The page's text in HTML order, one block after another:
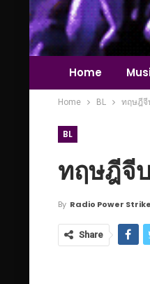
Home
Home BL ทฤษฎีจี
BL
ทฤษฎีจี
By Radio Power Strike
Share